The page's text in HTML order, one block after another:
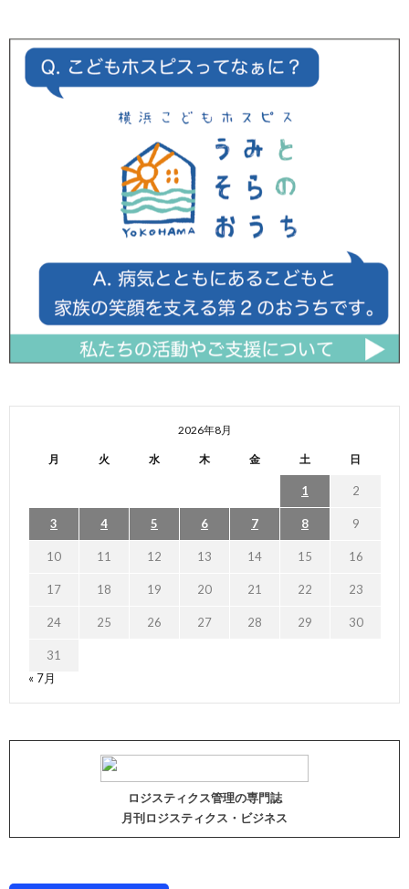
2026年8月
月 火 水 木 金 土 日
1 2
3 4 5 6 7 8 9
10 11 12 13 14 15 16
17 18 19 20 21 22 23
24 25 26 27 28 29 30
31
« 7月
ロジスティクス管理の専門誌
月刊ロジスティクス・ビジネス